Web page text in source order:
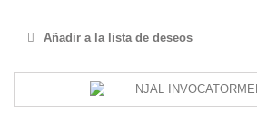
Añadir a la lista de deseos